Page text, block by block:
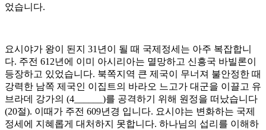
었습니다.
요시야가 왕이 된지 31년이 될 때 국제정세는 아주 복잡합니
다. 주전 612년에 이미 아시리아는 멸망하고 신흥국 바빌론이
등장하고 있었습니다. 북쪽지역 큰 제국이 무너져 불안정한 때
강력한 남쪽 제국인 이집트의 바라오 느고가 대군을 이끌고 유
브라데 강가의 (4______)를 공격하기 위해 원정을 떠났습니다
(20절). 이때가 주전 609년경 입니다. 요시야는 변화하는 국제
정세에 지혜롭게 대처하지 못합니다. 하나님의 섭리를 이해하